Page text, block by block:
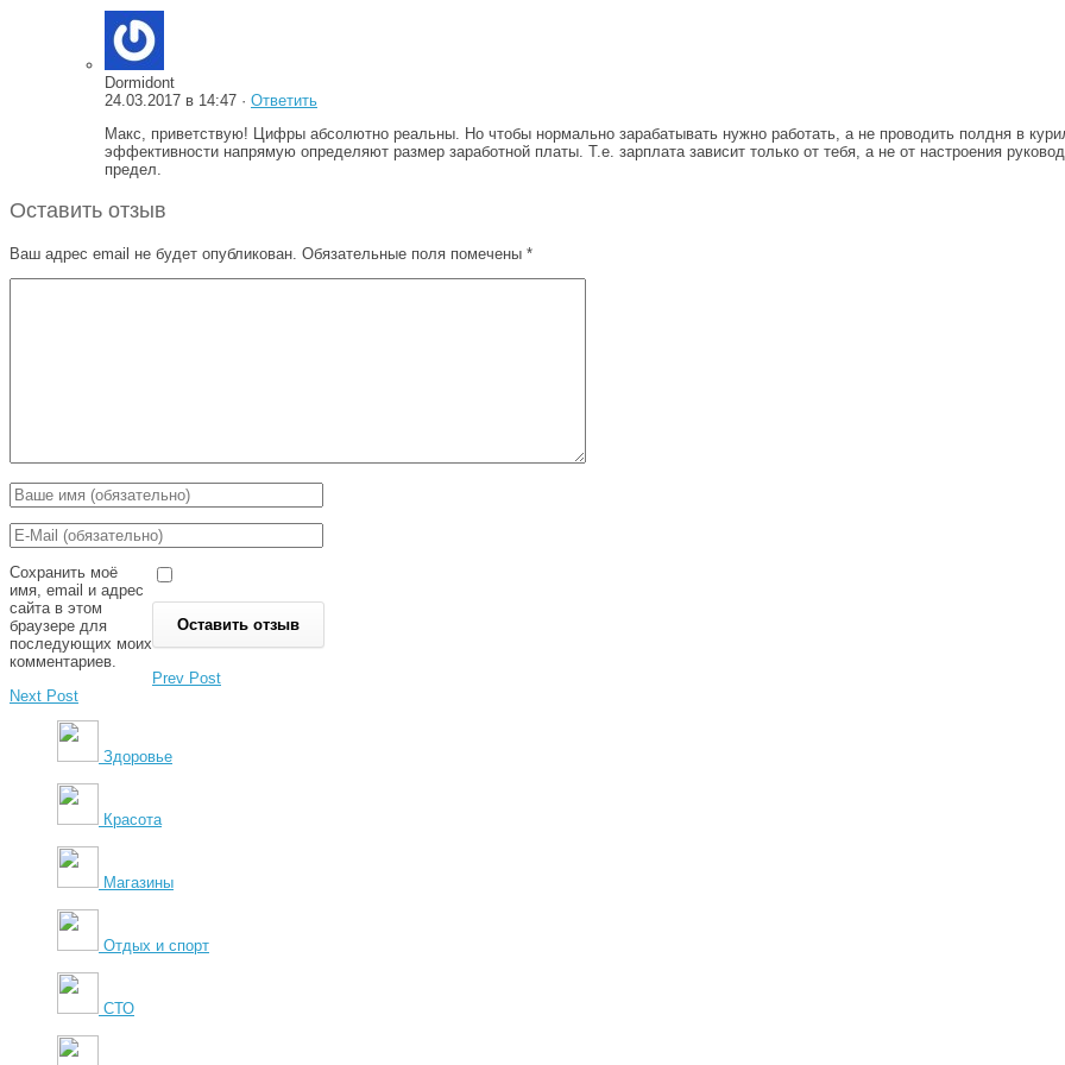
Dormidont
24.03.2017 в 14:47 · Ответить
Макс, приветствую! Цифры абсолютно реальны. Но чтобы нормально зарабатывать нужно работать, а не проводить полдня в
эффективности напрямую определяют размер заработной платы. Т.е. зарплата зависит только от тебя, а не от настроения
предел.
Оставить отзыв
Ваш адрес email не будет опубликован. Обязательные поля помечены *
Сохранить моё
имя, email и адрес
сайта в этом
браузере для
последующих моих
комментариев.
Prev Post
Next Post
Здоровье
Красота
Магазины
Отдых и спорт
СТО